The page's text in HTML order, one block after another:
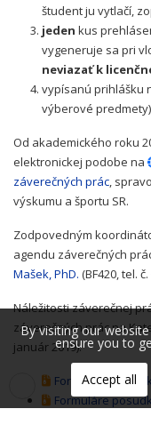
študent ju vytlačí,
jeden kus
vygeneruje sa pri
neviazať k
vypísanú prihlášku
výberové
Od akademického roku
elektronickej podobe na
záverečných prác,
výskumu a športu SR.
Zodpovedným
agendu záverečných
Mašek, PhD. (BF420, tel. č.
Náležitosti záverečnej
záverečných prác na
január 2019).
Formuláre
Formuláre
By visiting our
ensure you to
Accept all